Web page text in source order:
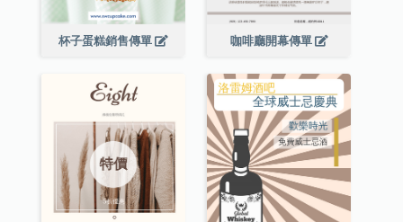
杯子蛋糕銷售傳單 咖啡廳開幕傳單